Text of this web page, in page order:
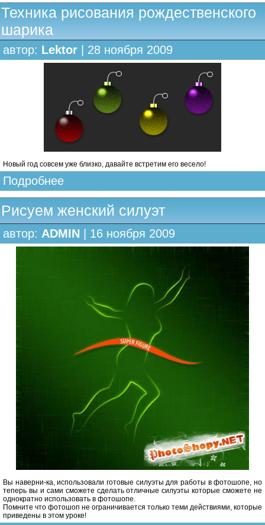
Техника рисования рождественского
шарика
автор: Lektor | 28 ноября 2009
Новый год совсем уже близко, давайте встретим его весело!
Подробнее
Рисуем женский силуэт
автор: ADMIN | 16 ноября 2009
Вы наверни-ка, использовали готовые силуэты для работы в фотошопе, но
теперь вы и сами сможете сделать отличные силуэты которые сможете не
однократно использовать в фотошопе.
Помните что фотошоп не ограничивается только теми действиями, которые
приведены в этом уроке!